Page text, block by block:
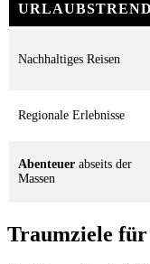
URLAUBSTREND
Nachhaltiges Reisen
Regionale Erlebnisse
Abenteuer abseits der
Massen
Traumziele